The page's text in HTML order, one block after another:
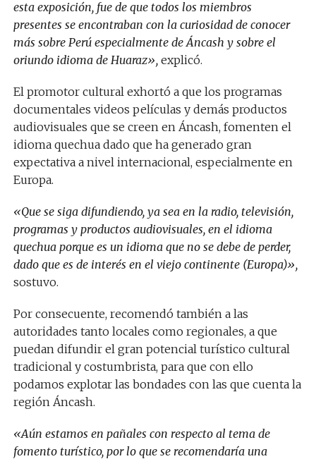
esta exposición, fue de que todos los miembros
presentes se encontraban con la curiosidad de conocer
más sobre Perú especialmente de Áncash y sobre el
oriundo idioma de Huaraz», explicó.
El promotor cultural exhortó a que los programas
documentales videos películas y demás productos
audiovisuales que se creen en Áncash, fomenten el
idioma quechua dado que ha generado gran
expectativa a nivel internacional, especialmente en
Europa.
«Que se siga difundiendo, ya sea en la radio, televisión,
programas y productos audiovisuales, en el idioma
quechua porque es un idioma que no se debe de perder,
dado que es de interés en el viejo continente (Europa)»,
sostuvo.
Por consecuente, recomendó también a las
autoridades tanto locales como regionales, a que
puedan difundir el gran potencial turístico cultural
tradicional y costumbrista, para que con ello
podamos explotar las bondades con las que cuenta la
región Áncash.
«Aún estamos en pañales con respecto al tema de
fomento turístico, por lo que se recomendaría una